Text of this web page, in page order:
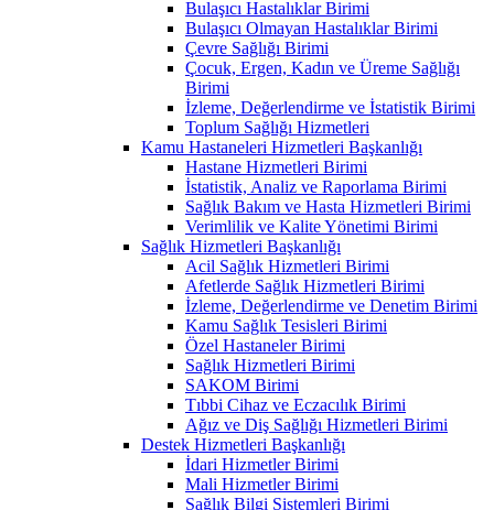
Bulaşıcı Hastalıklar Birimi
Bulaşıcı Olmayan Hastalıklar Birimi
Çevre Sağlığı Birimi
Çocuk, Ergen, Kadın ve Üreme Sağlığı
Birimi
İzleme, Değerlendirme ve İstatistik Birimi
Toplum Sağlığı Hizmetleri
Kamu Hastaneleri Hizmetleri Başkanlığı
Hastane Hizmetleri Birimi
İstatistik, Analiz ve Raporlama Birimi
Sağlık Bakım ve Hasta Hizmetleri Birimi
Verimlilik ve Kalite Yönetimi Birimi
Sağlık Hizmetleri Başkanlığı
Acil Sağlık Hizmetleri Birimi
Afetlerde Sağlık Hizmetleri Birimi
İzleme, Değerlendirme ve Denetim Birimi
Kamu Sağlık Tesisleri Birimi
Özel Hastaneler Birimi
Sağlık Hizmetleri Birimi
SAKOM Birimi
Tıbbi Cihaz ve Eczacılık Birimi
Ağız ve Diş Sağlığı Hizmetleri Birimi
Destek Hizmetleri Başkanlığı
İdari Hizmetler Birimi
Mali Hizmetler Birimi
Sağlık Bilgi Sistemleri Birimi